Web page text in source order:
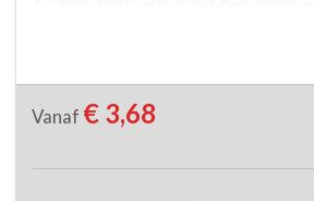
Vanaf € 3,68